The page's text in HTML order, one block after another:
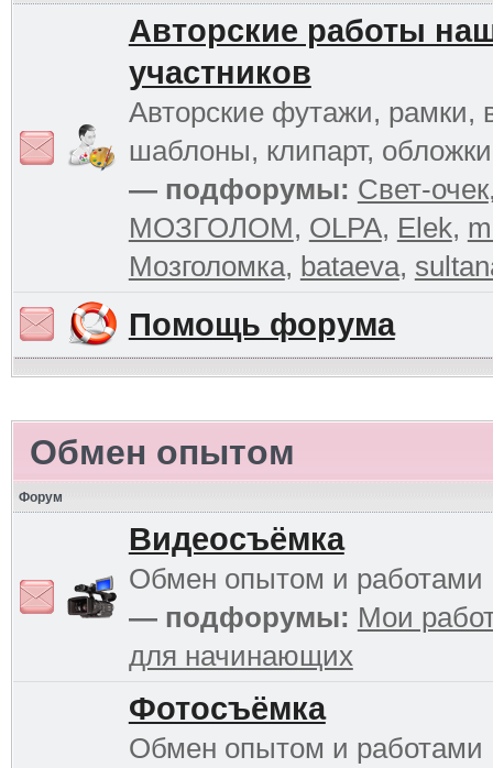
Авторские работы
участников
Авторские футажи, рамки,
шаблоны, клипарт,
— подфорумы: Свет-очек
МОЗГОЛОМ, OLPA, Elek,
Мозголомка, bataeva,
Помощь форума
Обмен опытом
Форум
Видеосъёмка
Обмен опытом и работами
— подфорумы: Мои
для начинающих
Фотосъёмка
Обмен опытом и работами